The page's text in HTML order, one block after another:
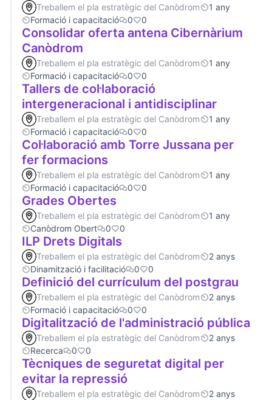
Treballem el pla estratègic del Canòdrom
1 any
Formació i capacitació
0 0
Consolidar oferta antena Cibernàrium
Canòdrom
Treballem el pla estratègic del Canòdrom
1 any
Formació i capacitació
0 0
Tallers de col·laboració
intergeneracional i antidisciplinar
Treballem el pla estratègic del Canòdrom
1 any
Formació i capacitació
0 0
Col·laboració amb Torre Jussana per
fer formacions
Treballem el pla estratègic del Canòdrom
1 any
Formació i capacitació
0 0
Grades Obertes
Treballem el pla estratègic del Canòdrom
1 any
Canòdrom Obert
0 0
ILP Drets Digitals
Treballem el pla estratègic del Canòdrom
2 anys
Dinamització i facilitació
0 0
Definició del currículum del postgrau
Treballem el pla estratègic del Canòdrom
2 anys
Formació i capacitació
0 0
Digitalització de l'administració pública
Treballem el pla estratègic del Canòdrom
2 anys
Recerca
0 0
Tècniques de seguretat digital per
evitar la repressió
Treballem el pla estratègic del Canòdrom
2 anys